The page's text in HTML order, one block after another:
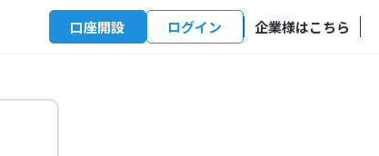
口座開設 ログイン 企業様はこちら